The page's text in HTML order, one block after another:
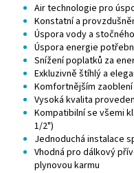
Air technologie pro
Konstatní a
Úspora vody a
Úspora energie
Snížení poplatků za
Exkluzivně štíhlý a
Komfortnějším
Vysoká kvalita
Kompatibilní se všemi
1/2")
Jednoduchá instalace
Vhodná pro dálkový
plynovou karmu